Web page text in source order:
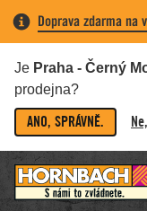
Doprava zdarma na
Je Praha - Černý
prodejna?
ANO, SPRÁVNĚ.